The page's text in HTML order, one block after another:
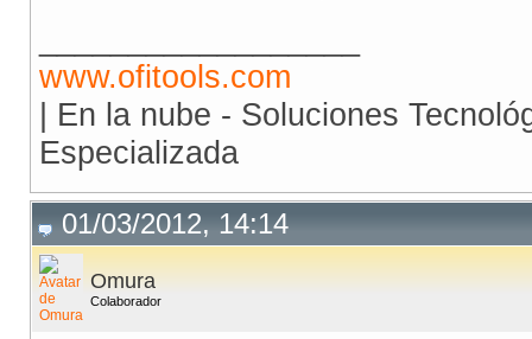
www.ofitools.com
| En la nube - Soluciones
Especializada
01/03/2012, 14:14
Omura
Colaborador